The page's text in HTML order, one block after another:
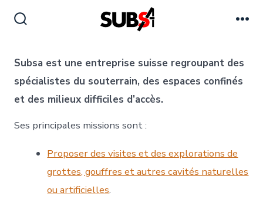
Subsa est une entreprise suisse regroupant des
spécialistes du souterrain, des espaces confinés
et des milieux difficiles d’accès.
Ses principales missions sont :
Proposer des visites et des explorations de
grottes, gouffres et autres cavités naturelles
ou artificielles.